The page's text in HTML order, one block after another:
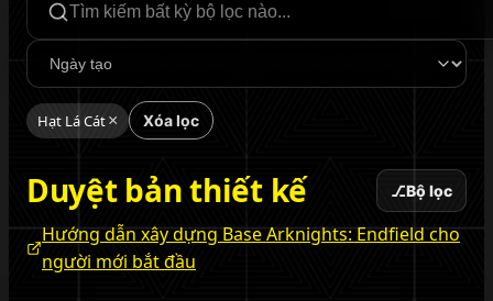
Tìm kiếm bộ lọc
Sắp xếp
Hạt Lá Cát× Xóa lọc
Duyệt bản thiết kế ⎇Bộ lọc
Hướng dẫn xây dựng Base Arknights: Endfield cho
người mới bắt đầu